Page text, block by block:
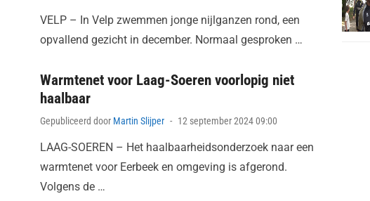
VELP – In Velp zwemmen jonge nijlganzen rond, een
opvallend gezicht in december. Normaal gesproken …
Warmtenet voor Laag-Soeren voorlopig niet
haalbaar
Gepubliceerd door Martin Slijper
Posted
12 september 2024 09:00
LAAG-SOEREN – Het haalbaarheidsonderzoek naar een
warmtenet voor Eerbeek en omgeving is afgerond.
Volgens de …